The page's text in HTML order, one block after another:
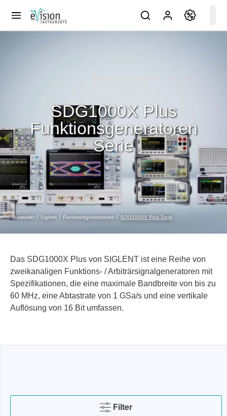
Hersteller Siglent Funktionsgeneratoren SDG1000X Plus Serie
SDG1000X Plus
Funktionsgeneratoren
Serie
Das SDG1000X Plus von SIGLENT ist eine Reihe von
zweikanaligen Funktions- / Arbiträrsignalgeneratoren mit
Spezifikationen, die eine maximale Bandbreite von bis zu
60 MHz, eine Abtastrate von 1 GSa/s und eine vertikale
Auflösung von 16 Bit umfassen.
Filter